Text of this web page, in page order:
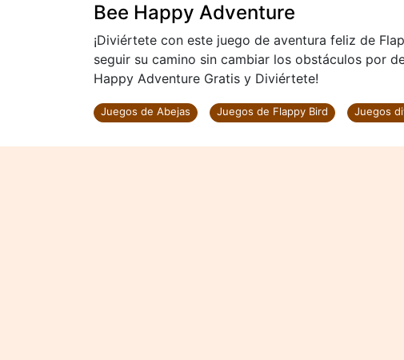
Bee Happy Adventure
¡Diviértete con este juego de aventura feliz de
seguir su camino sin cambiar los obstáculos por
Happy Adventure Gratis y Diviértete!
Juegos de Abejas Juegos de Flappy Bird Juegos